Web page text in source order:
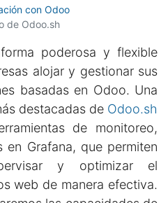
con Odoo
de Odoo.sh
poderosa y flexible
alojar y gestionar sus
basadas en Odoo. Una
destacadas de Odoo.sh
de monitoreo,
en Grafana, que permiten
y optimizar el
web de manera efectiva.